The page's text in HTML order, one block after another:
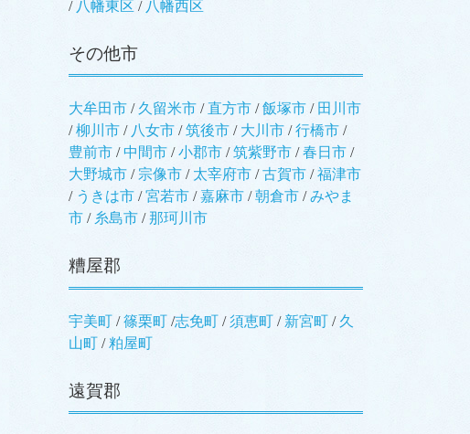
/ 八幡東区 / 八幡西区
その他市
大牟田市 / 久留米市 /直方市 /飯塚市 / 田川市
/柳川市 / 八女市 /筑後市 / 大川市 /行橋市 /
豊前市 /中間市 /小郡市 /筑紫野市 /春日市 /
大野城市 / 宗像市 / 太宰府市 /古賀市 /福津市
/ うきは市 /宮若市 /嘉麻市 /朝倉市 /みやま
市 / 糸島市 /那珂川市
糟屋郡
宇美町 /篠栗町 /志免町 /須恵町 / 新宮町 / 久
山町 /粕屋町
遠賀郡